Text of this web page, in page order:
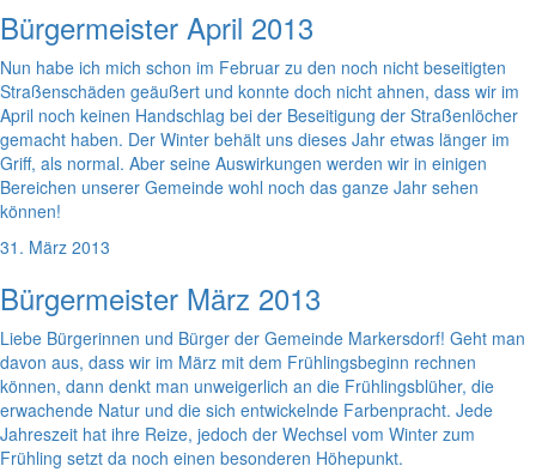
Bürgermeister April 2013
Nun habe ich mich schon im Februar zu den noch nicht beseitigten
Straßenschäden geäußert und konnte doch nicht ahnen, dass wir im
April noch keinen Handschlag bei der Beseitigung der Straßenlöcher
gemacht haben. Der Winter behält uns dieses Jahr etwas länger im
Griff, als normal. Aber seine Auswirkungen werden wir in einigen
Bereichen unserer Gemeinde wohl noch das ganze Jahr sehen
können!
31. März 2013
Bürgermeister März 2013
Liebe Bürgerinnen und Bürger der Gemeinde Markersdorf! Geht man
davon aus, dass wir im März mit dem Frühlingsbeginn rechnen
können, dann denkt man unweigerlich an die Frühlingsblüher, die
erwachende Natur und die sich entwickelnde Farbenpracht. Jede
Jahreszeit hat ihre Reize, jedoch der Wechsel vom Winter zum
Frühling setzt da noch einen besonderen Höhepunkt.